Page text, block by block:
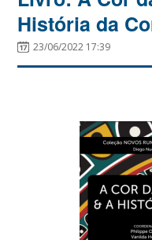
História da
23/06/2022 17:39